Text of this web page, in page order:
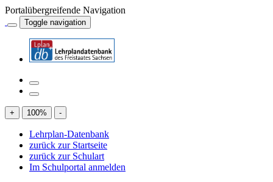
Portalübergreifende Navigation
Toggle navigation
+ 100% -
Lehrplan-Datenbank
zurück zur Startseite
zurück zur Schulart
Im Schulportal anmelden